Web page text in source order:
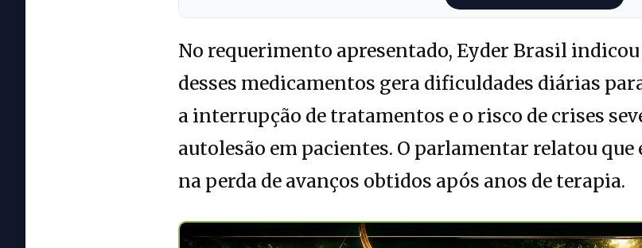
No requerimento apresentado, Eyder Brasil
desses medicamentos gera dificuldades diárias
a interrupção de tratamentos e o risco de crises
autolesão em pacientes. O parlamentar relatou
na perda de avanços obtidos após anos de terapia.